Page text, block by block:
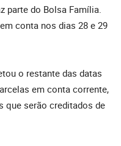
parte do Bolsa Família.
conta nos dias 28 e 29
o restante das datas
em conta corrente,
que serão creditados de